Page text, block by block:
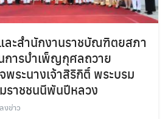
ะสำนักงานราชบัณฑิตยสภา
การบำเพ็ญกุศลถวาย
ระนางเจ้าสิริกิติ์ พระบรม
ราชชนนีพันปีหลวง
งข่าว